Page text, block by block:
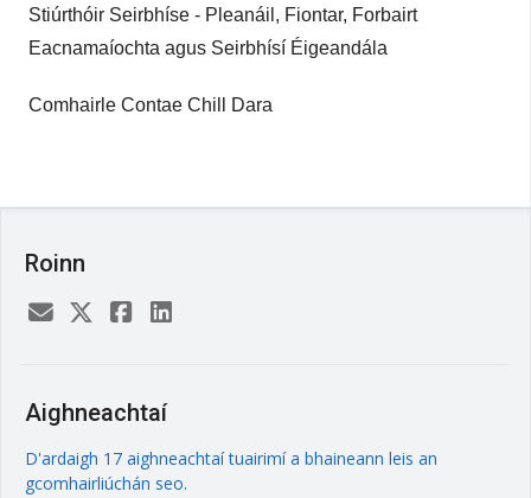
Stiúrthóir Seirbhíse - Pleanáil, Fiontar, Forbairt
Eacnamaíochta agus Seirbhísí Éigeandála
Comhairle Contae Chill Dara
Roinn
Aighneachtaí
D'ardaigh 17 aighneachtaí tuairimí a bhaineann leis an
gcomhairliúchán seo.